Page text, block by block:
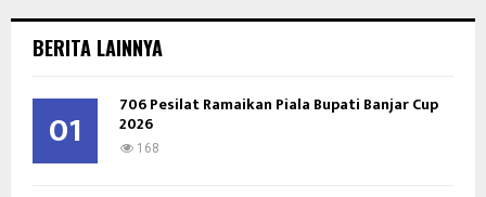
h
o
BERITA LAINNYA
01 706 Pesilat Ramaikan Piala Bupati Banjar Cup
2026
168